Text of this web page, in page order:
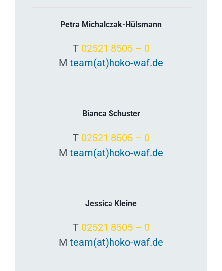
Petra Michalczak-Hülsmann
T 02521 8505 – 0
M team(at)hoko-waf.de
Bianca Schuster
T 02521 8505 – 0
M team(at)hoko-waf.de
Jessica Kleine
T 02521 8505 – 0
M team(at)hoko-waf.de